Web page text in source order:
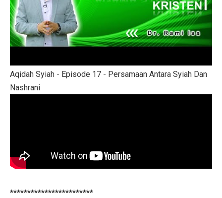
Aqidah Syiah - Episode 17 - Persamaan Antara Syiah Dan
Nashrani
************************